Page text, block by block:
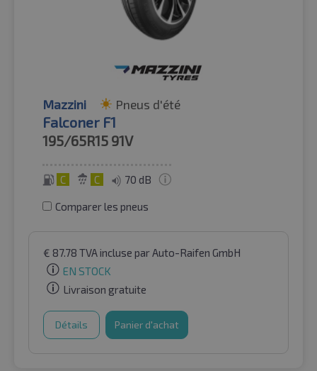
Mazzini Pneus d'été
Falconer F1
195/65R15 91V
C C 70 dB
Comparer les pneus
€ 87.78 TVA incluse par Auto-Raifen GmbH
EN STOCK
Livraison gratuite
Détails Panier d'achat